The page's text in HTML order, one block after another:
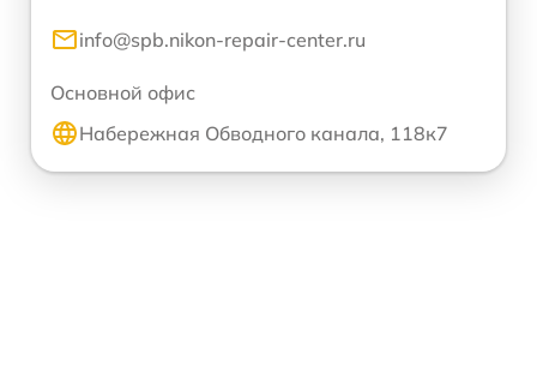
info@spb.nikon-repair-center.ru
Основной офис
Набережная Обводного канала, 118к7